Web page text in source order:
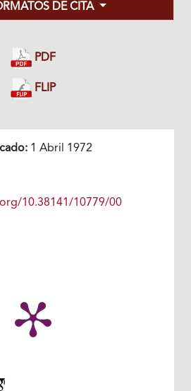
DE CITA
PDF
FLIP
1 Abril 1972
10.38141/10779/00